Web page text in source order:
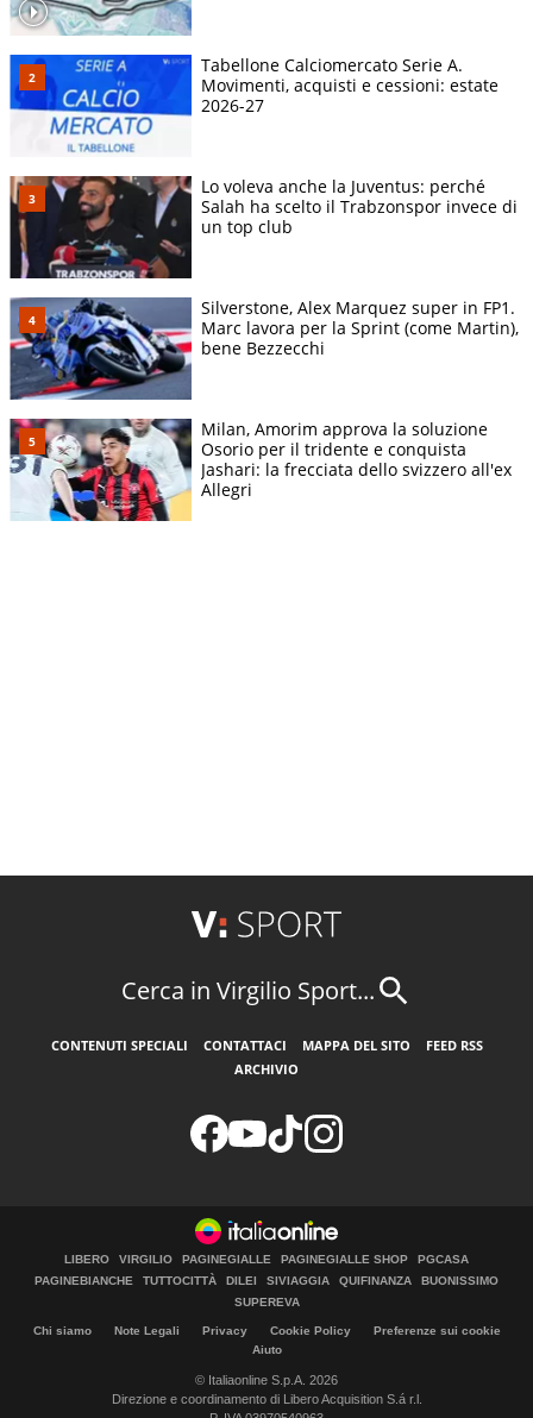
Tabellone Calciomercato Serie A.
Movimenti, acquisti e cessioni: estate
2026-27
Lo voleva anche la Juventus: perché
Salah ha scelto il Trabzonspor invece di
un top club
Silverstone, Alex Marquez super in FP1.
Marc lavora per la Sprint (come Martin),
bene Bezzecchi
Milan, Amorim approva la soluzione
Osorio per il tridente e conquista
Jashari: la frecciata dello svizzero all'ex
Allegri
Cerca in Virgilio Sport...
CONTENUTI SPECIALI CONTATTACI MAPPA DEL SITO
FEED RSS
ARCHIVIO
LIBERO VIRGILIO PAGINEGIALLE PAGINEGIALLE SHOP
PGCASA
PAGINEBIANCHE
TUTTOCITTÀ DILEI SIVIAGGIA QUIFINANZA
BUONISSIMO
SUPEREVA
Chi siamo Note Legali Privacy Cookie Policy
Preferenze sui cookie
Aiuto
© Italiaonline S.p.A. 2026
Direzione e coordinamento di Libero Acquisition S.á r.l.